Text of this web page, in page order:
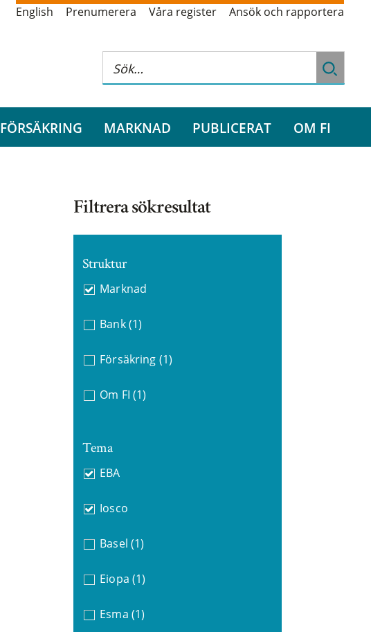
English Prenumerera Våra register Ansök och rapportera
FÖRSÄKRING MARKNAD PUBLICERAT OM FI
Filtrera sökresultat
Struktur
Marknad
Bank (1)
Försäkring (1)
Om FI (1)
Tema
EBA
Iosco
Basel (1)
Eiopa (1)
Esma (1)